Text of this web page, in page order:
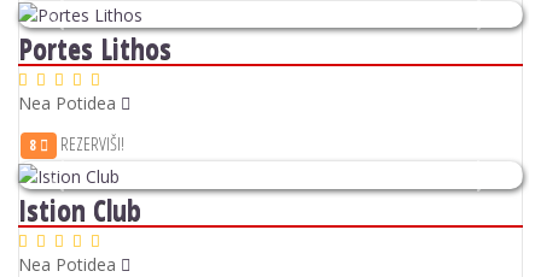
Previous Next
Portes Lithos
Nea Potidea
8 REZERVIŠI!
Previous Next
Istion Club
Nea Potidea